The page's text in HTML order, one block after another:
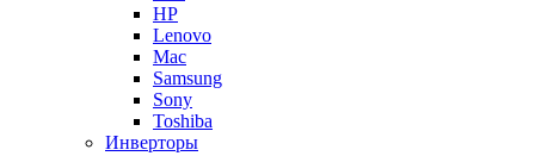
HP
Lenovo
Mac
Samsung
Sony
Toshiba
Инверторы